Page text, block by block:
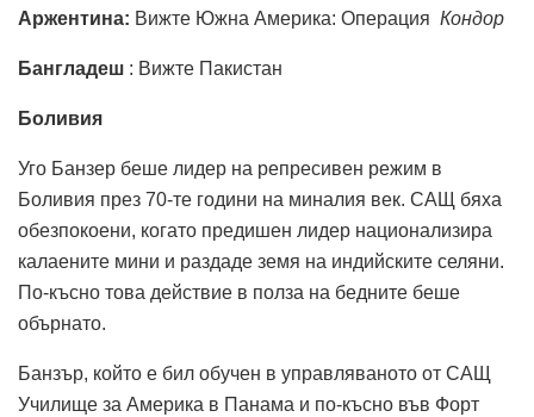
Аржентина: Вижте Южна Америка: Операция Кондор
Бангладеш : Вижте Пакистан
Боливия
Уго Банзер беше лидер на репресивен режим в
Боливия през 70-те години на миналия век. САЩ бяха
обезпокоени, когато предишен лидер национализира
калаените мини и раздаде земя на индийските селяни.
По-късно това действие в полза на бедните беше
обърнато.
Банзър, който е бил обучен в управляваното от САЩ
Училище за Америка в Панама и по-късно във Форт